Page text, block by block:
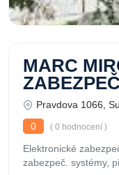
MARC
Pravdova 1066,
0
( 0 hodnocení )
Elektronické
zabezpeč. systémy,